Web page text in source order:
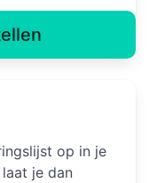
op in je
je dan